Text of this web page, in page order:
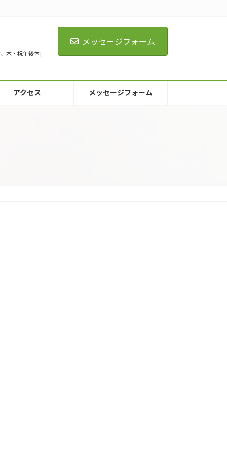
木・祝午後休]
メッセージフォーム
アクセス メッセージフォーム